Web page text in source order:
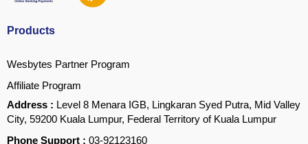
Products
Wesbytes Partner Program
Affiliate Program
Address : Level 8 Menara IGB, Lingkaran Syed Putra, Mid Valley
City, 59200 Kuala Lumpur, Federal Territory of Kuala Lumpur
Phone Support : 03-92123160